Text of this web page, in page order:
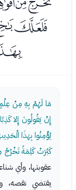
مَا لَهُمْ بِهِ مِنْ
إِنْ يَقُولُونَ إِلا
يُؤْمِنُوا بِهَذَا
كَبُرَتْ كَلِمَةً تَخْرُجُ
يقتضي نقصه،